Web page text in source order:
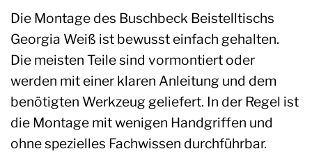
Die Montage des Buschbeck Beistelltischs
Georgia Weiß ist bewusst einfach gehalten.
Die meisten Teile sind vormontiert oder
werden mit einer klaren Anleitung und dem
benötigten Werkzeug geliefert. In der Regel ist
die Montage mit wenigen Handgriffen und
ohne spezielles Fachwissen durchführbar.